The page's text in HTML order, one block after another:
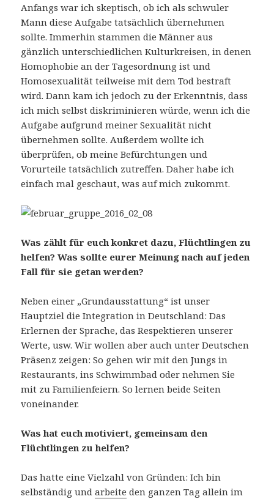
Anfangs war ich skeptisch, ob ich als schwuler
Mann diese Aufgabe tatsächlich übernehmen
sollte. Immerhin stammen die Männer aus
gänzlich unterschiedlichen Kulturkreisen, in denen
Homophobie an der Tagesordnung ist und
Homosexualität teilweise mit dem Tod bestraft
wird. Dann kam ich jedoch zu der Erkenntnis, dass
ich mich selbst diskriminieren würde, wenn ich die
Aufgabe aufgrund meiner Sexualität nicht
übernehmen sollte. Außerdem wollte ich
überprüfen, ob meine Befürchtungen und
Vorurteile tatsächlich zutreffen. Daher habe ich
einfach mal geschaut, was auf mich zukommt.
Was zählt für euch konkret dazu, Flüchtlingen zu
helfen?Was sollte eurer Meinung nach auf jeden
Fall für sie getan werden?
Neben einer „Grundausstattung“ ist unser
Hauptziel die Integration in Deutschland: Das
Erlernen der Sprache, das Respektieren unserer
Werte, usw. Wir wollen aber auch unter Deutschen
Präsenz zeigen: So gehen wir mit den Jungs in
Restaurants, ins Schwimmbad oder nehmen Sie
mit zu Familienfeiern. So lernen beide Seiten
voneinander.
Was hat euch motiviert, gemeinsam den
Flüchtlingen zu helfen?
Das hatte eine Vielzahl von Gründen: Ich bin
selbständig undarbeite den ganzen Tag allein im